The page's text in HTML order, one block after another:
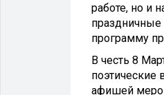
работе, но и
программу
В честь 8
поэтические
афишей